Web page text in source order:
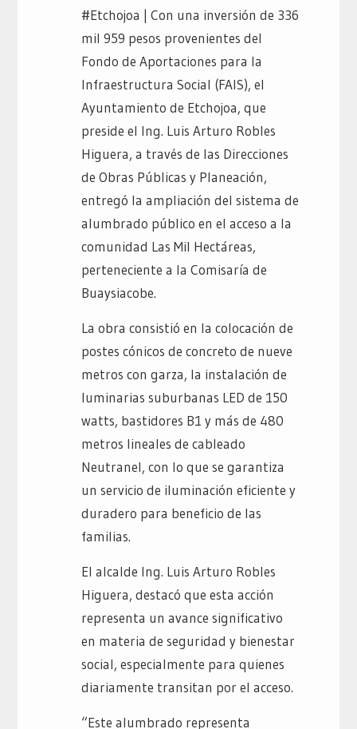
#Etchojoa | Con una inversión de 336
mil 959 pesos provenientes del
Fondo de Aportaciones para la
Infraestructura Social (FAIS), el
Ayuntamiento de Etchojoa, que
preside el Ing. Luis Arturo Robles
Higuera, a través de las Direcciones
de Obras Públicas y Planeación,
entregó la ampliación del sistema de
alumbrado público en el acceso a la
comunidad Las Mil Hectáreas,
perteneciente a la Comisaría de
Buaysiacobe.
La obra consistió en la colocación de
postes cónicos de concreto de nueve
metros con garza, la instalación de
luminarias suburbanas LED de 150
watts, bastidores B1 y más de 480
metros lineales de cableado
Neutranel, con lo que se garantiza
un servicio de iluminación eficiente y
duradero para beneficio de las
familias.
El alcalde Ing. Luis Arturo Robles
Higuera, destacó que esta acción
representa un avance significativo
en materia de seguridad y bienestar
social, especialmente para quienes
diariamente transitan por el acceso.
“Este alumbrado representa